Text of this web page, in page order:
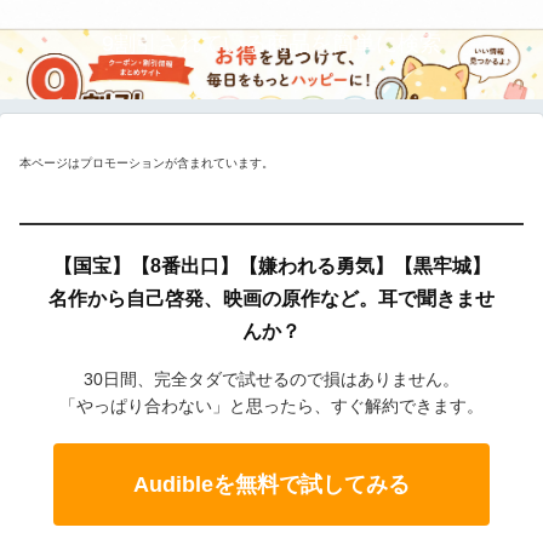
9割引されている商品を簡単に検索
本ページはプロモーションが含まれています。
【国宝】【8番出口】【嫌われる勇気】【黒牢城】
名作から自己啓発、映画の原作など。耳で聞きませ
んか？
30日間、完全タダで試せるので損はありません。
「やっぱり合わない」と思ったら、すぐ解約できます。
Audibleを無料で試してみる